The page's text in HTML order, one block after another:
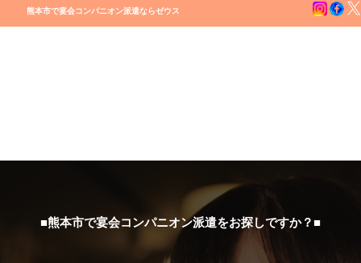
熊本市で宴会コンパニオン派遣ならゼウス
■熊本市で宴会コンパニオン派遣をお探しですか？■